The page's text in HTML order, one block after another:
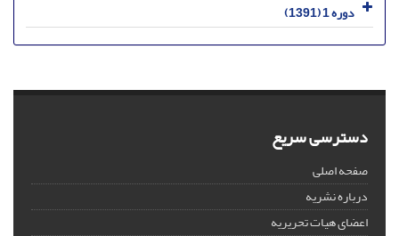
دوره 1 (1391)
دسترسی سریع
صفحه اصلی
درباره نشریه
اعضای هیات تحریریه